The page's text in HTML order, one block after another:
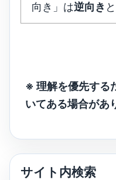
向き」は逆向き
※ 理解を優先する
いてある場合があ
サイト内検索